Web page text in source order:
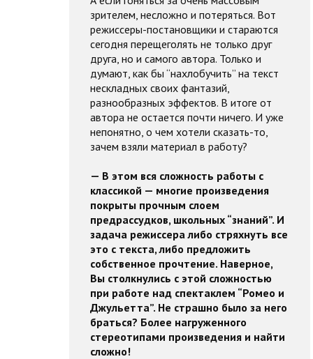
зрителем, несложно и потеряться. Вот
режиссеры-постановщики и стараются
сегодня перещеголять не только друг
друга, но и самого автора. Только и
думают, как бы “нахлобучить” на текст
нескладных своих фантазий,
разнообразных эффектов. В итоге от
автора не остается почти ничего. И уже
непонятно, о чем хотели сказать-то,
зачем взяли материал в работу?
— В этом вся сложность работы с
классикой — многие произведения
покрыты прочным слоем
предрассудков, школьных “знаний”. И
задача режиссера либо стряхнуть все
это с текста, либо предложить
собственное прочтение. Наверное,
Вы столкнулись с этой сложностью
при работе над спектаклем “Ромео и
Джульетта”. Не страшно было за него
браться? Более нагруженного
стереотипами произведения и найти
сложно!